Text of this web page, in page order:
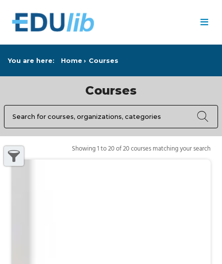
≡
You are here: Home Courses
Courses
Search
Show filters pane
Search results
20 courses matching your searchShowing 1 to 20 of 20 courses matching your search